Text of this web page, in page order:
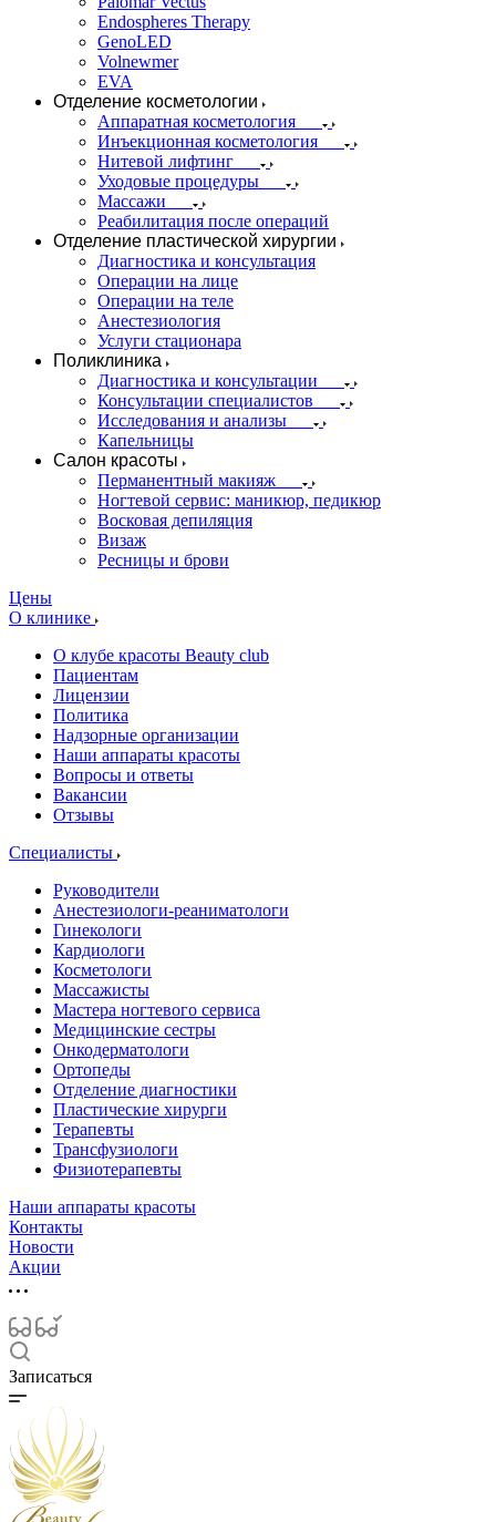
Endospheres Therapy
GenoLED
Volnewmer
EVA
Отделение косметологии
Аппаратная косметология
Инъекционная косметология
Нитевой лифтинг
Уходовые процедуры
Массажи
Реабилитация после операций
Отделение пластической хирургии
Диагностика и консультация
Операции на лице
Операции на теле
Анестезиология
Услуги стационара
Поликлиника
Диагностика и консультации
Консультации специалистов
Исследования и анализы
Капельницы
Салон красоты
Перманентный макияж
Ногтевой сервис: маникюр, педикюр
Восковая депиляция
Визаж
Ресницы и брови
Цены
О клинике
О клубе красоты Beauty club
Пациентам
Лицензии
Политика
Надзорные организации
Наши аппараты красоты
Вопросы и ответы
Вакансии
Отзывы
Специалисты
Руководители
Анестезиологи-реаниматологи
Гинекологи
Кардиологи
Косметологи
Массажисты
Мастера ногтевого сервиса
Медицинские сестры
Онкодерматологи
Ортопеды
Отделение диагностики
Пластические хирурги
Терапевты
Трансфузиологи
Физиотерапевты
Наши аппараты красоты
Контакты
Новости
Акции
Записаться